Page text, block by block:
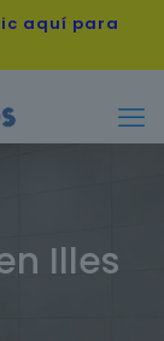
aquí para
Illes